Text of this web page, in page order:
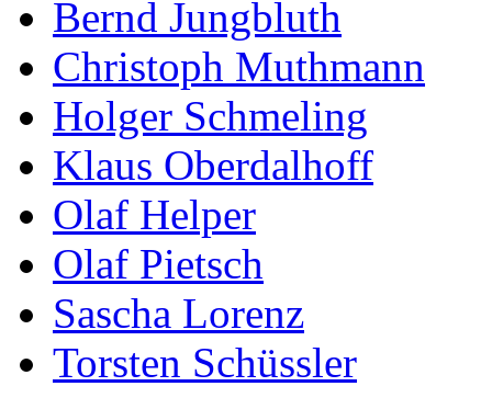
Bernd Jungbluth
Christoph Muthmann
Holger Schmeling
Klaus Oberdalhoff
Olaf Helper
Olaf Pietsch
Sascha Lorenz
Torsten Schüssler